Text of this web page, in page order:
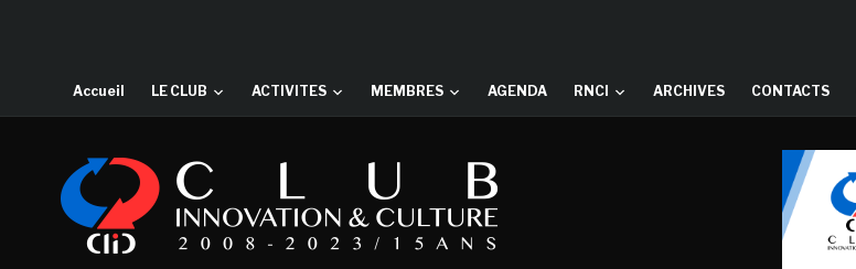
Accueil LE CLUB ACTIVITES MEMBRES AGENDA RNCI ARCHIVES CONTACTS